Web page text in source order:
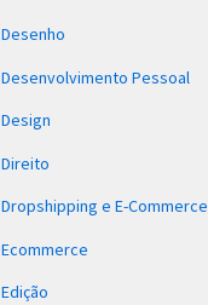
Desenho
Desenvolvimento Pessoal
Design
Direito
Dropshipping e E-Commerce
Ecommerce
Edição